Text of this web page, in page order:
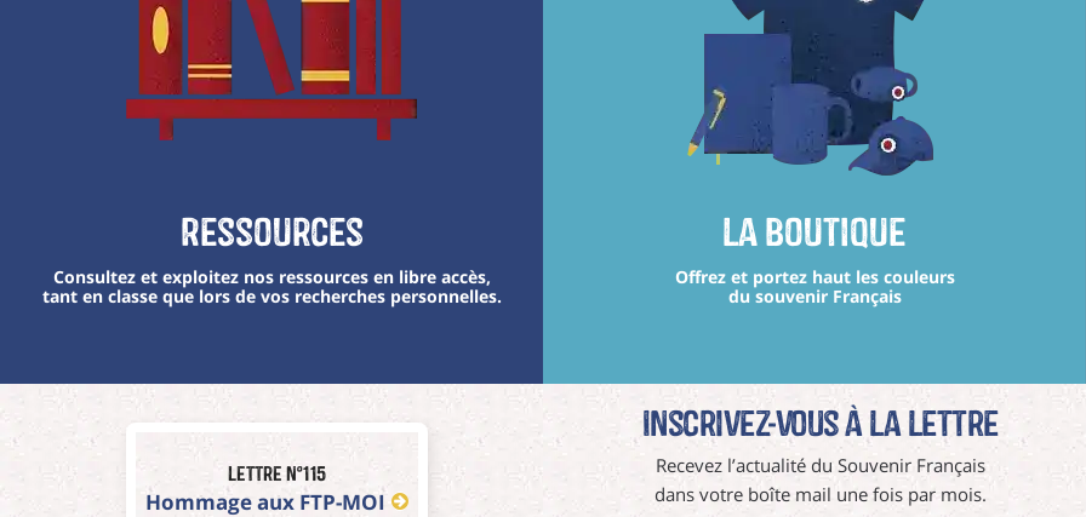
Ressources
Consultez et exploitez nos ressources en libre accès,
tant en classe que lors de vos recherches personnelles.
La boutique
Offrez et portez haut les couleurs
du souvenir Français
Lettre n°115
Hommage aux FTP-MOI
Inscrivez-vous à La Lettre
Recevez l’actualité du Souvenir Français
dans votre boîte mail une fois par mois.